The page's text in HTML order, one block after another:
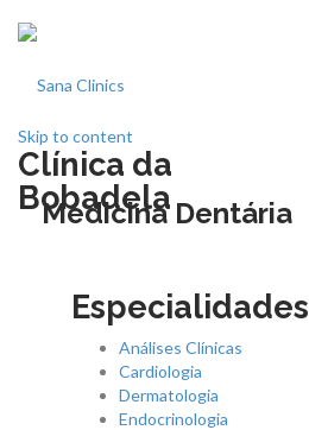
Clínica da
Bobadela
Skip to content
Início
Especialidades
Medicina dentária
Medicina Dentária
Especialidades
Análises Clínicas
Cardiologia
Dermatologia
Endocrinologia